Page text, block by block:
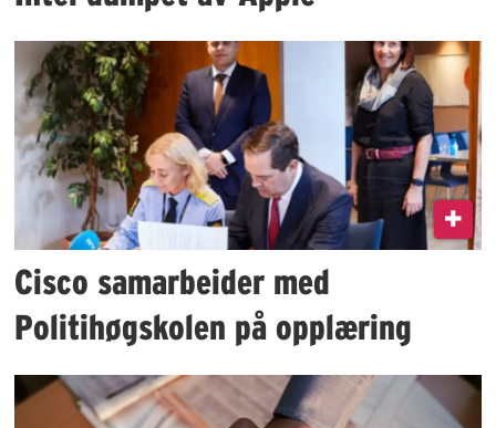
Cisco samarbeider med
Politihøgskolen på opplæring